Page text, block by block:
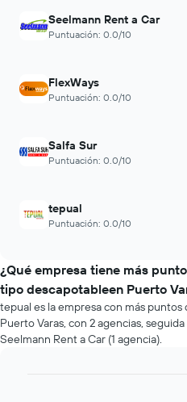
Seelmann Rent a Car
Puntuación: 0.0/10
FlexWays
Puntuación: 0.0/10
Salfa Sur
Puntuación: 0.0/10
tepual
Puntuación: 0.0/10
¿Qué empresa tiene más
tipo descapotableen Puerto
tepual es la empresa con más
Puerto Varas, con 2 agencias,
Seelmann Rent a Car (1 agencia).